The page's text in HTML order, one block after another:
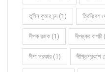
তুহিন কুমার চন্দ (1) ত্রিদিবেশ
দীপক রজক (1) দীপঙ্কর
দীপা সরকার (1) দীপ্তিপ্রকাশ